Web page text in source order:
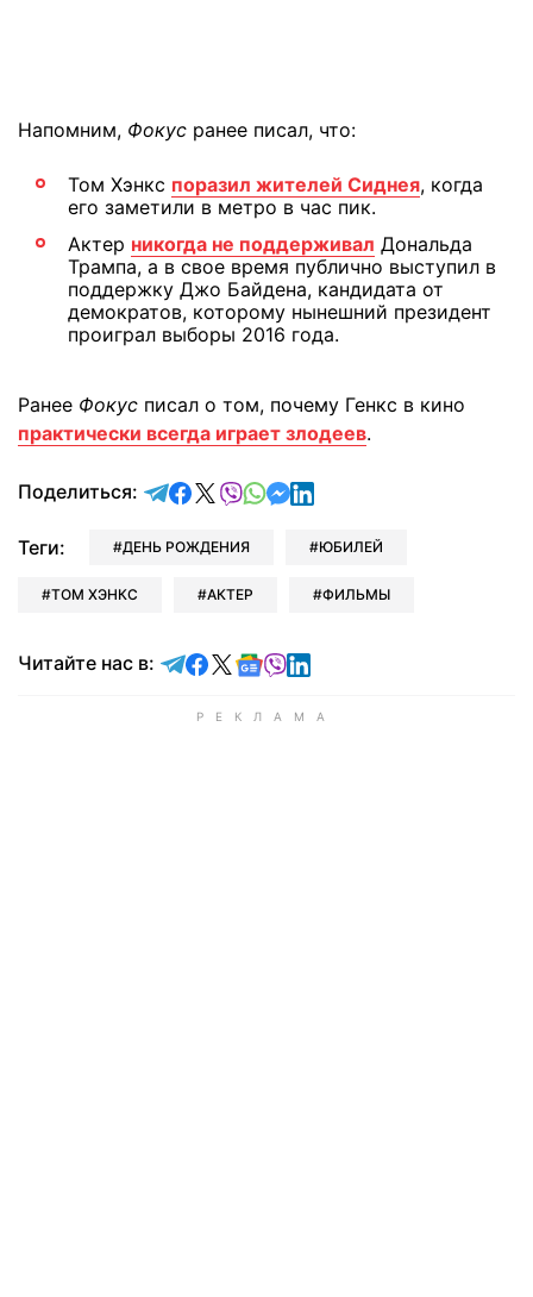
Напомним, Фокус ранее писал, что:
Том Хэнкс поразил жителей Сиднея, когда
его заметили в метро в час пик.
Актер никогда не поддерживал Дональда
Трампа, а в свое время публично выступил в
поддержку Джо Байдена, кандидата от
демократов, которому нынешний президент
проиграл выборы 2016 года.
Ранее Фокус писал о том, почему Генкс в кино
практически всегда играет злодеев.
Поделиться: отправить в Telegram
поделиться в Facebook
поделиться в X
отправить в Viber
отправить в Whatsapp
отправить в Messenger
отправить в LinkedIn
Теги: ДЕНЬ РОЖДЕНИЯ ЮБИЛЕЙ
ТОМ ХЭНКС АКТЕР ФИЛЬМЫ
Читайте нас в: Читайте в Telegram
Читайте в Facebook
Читайте в X
Читайте в Google news
Читайте в Viber
Читайте в LinkedIn